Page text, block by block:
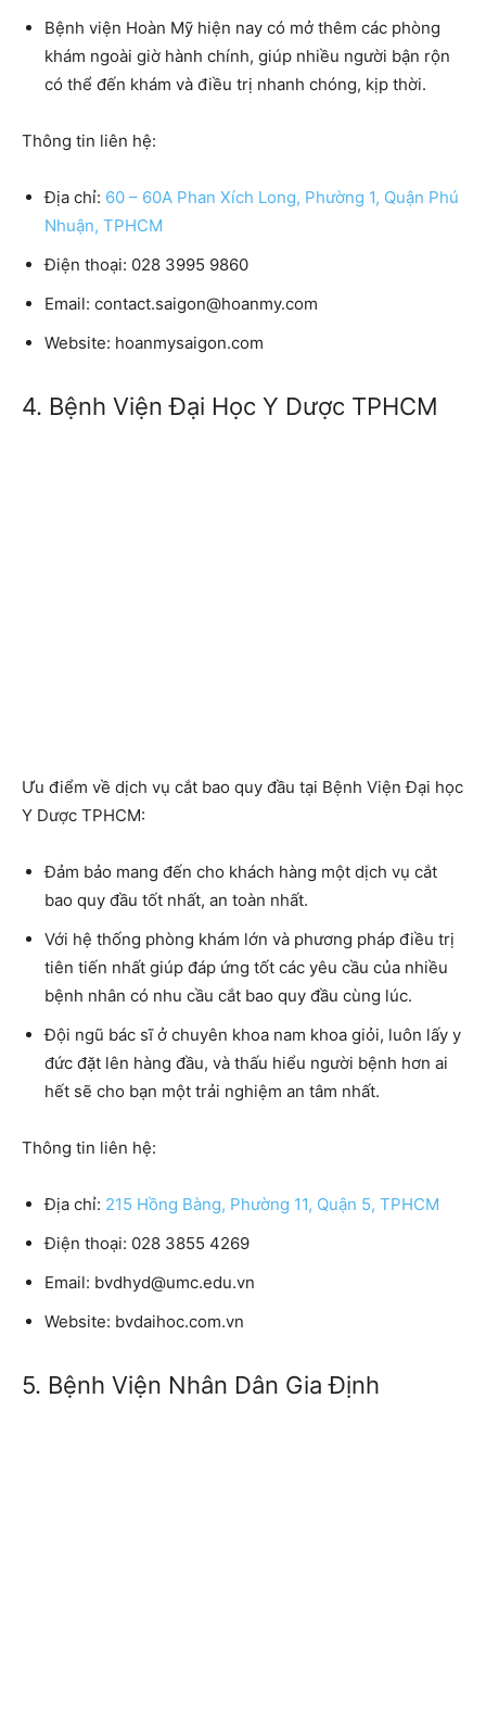
Bệnh viện Hoàn Mỹ hiện nay có mở thêm các phòng
khám ngoài giờ hành chính, giúp nhiều người bận rộn
có thể đến khám và điều trị nhanh chóng, kịp thời.
Thông tin liên hệ:
Địa chỉ: 60 – 60A Phan Xích Long, Phường 1, Quận Phú
Nhuận, TPHCM
Điện thoại: 028 3995 9860
Email: contact.saigon@hoanmy.com
Website: hoanmysaigon.com
4. Bệnh Viện Đại Học Y Dược TPHCM
Ưu điểm về dịch vụ cắt bao quy đầu tại Bệnh Viện Đại học
Y Dược TPHCM:
Đảm bảo mang đến cho khách hàng một dịch vụ cắt
bao quy đầu tốt nhất, an toàn nhất.
Với hệ thống phòng khám lớn và phương pháp điều trị
tiên tiến nhất giúp đáp ứng tốt các yêu cầu của nhiều
bệnh nhân có nhu cầu cắt bao quy đầu cùng lúc.
Đội ngũ bác sĩ ở chuyên khoa nam khoa giỏi, luôn lấy y
đức đặt lên hàng đầu, và thấu hiểu người bệnh hơn ai
hết sẽ cho bạn một trải nghiệm an tâm nhất.
Thông tin liên hệ:
Địa chỉ: 215 Hồng Bàng, Phường 11, Quận 5, TPHCM
Điện thoại: 028 3855 4269
Email: bvdhyd@umc.edu.vn
Website: bvdaihoc.com.vn
5. Bệnh Viện Nhân Dân Gia Định